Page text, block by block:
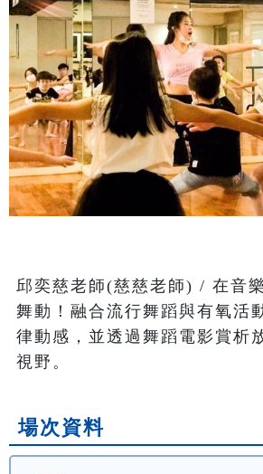
邱奕慈老師(慈慈老師) / 在音
舞動！融合流行舞蹈與有氧活
律動感，並透過舞蹈電影賞析
視野。
場次資料